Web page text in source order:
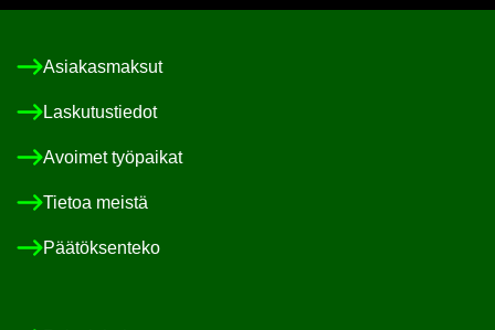
Asia­kas­mak­sut
Las­ku­tus­tie­dot
Avoi­met työ­pai­kat
Tie­toa meis­tä
Pää­tök­sen­te­ko